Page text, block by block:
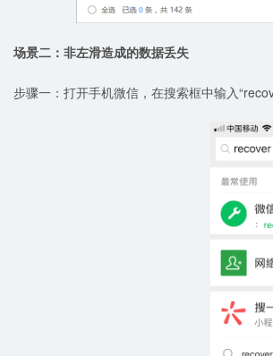
场景二：非左滑造成的数据丢失
步骤一：打开手机微信，在搜索框中输入